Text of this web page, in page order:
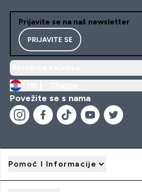
Prijavite se na naš newsletter
PRIJAVITE SE
Povežite se s nama
Pomoć I Informacije